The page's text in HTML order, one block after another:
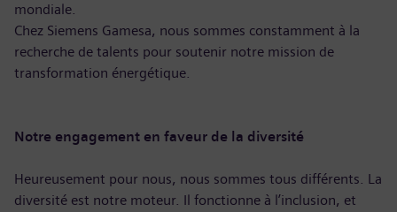
mondiale.
Chez Siemens Gamesa, nous sommes constamment à la
recherche de talents pour soutenir notre mission de
transformation énergétique.
Notre engagement en faveur de la diversité
Heureusement pour nous, nous sommes tous différents. La
diversité est notre moteur. Il fonctionne à l’inclusion, et